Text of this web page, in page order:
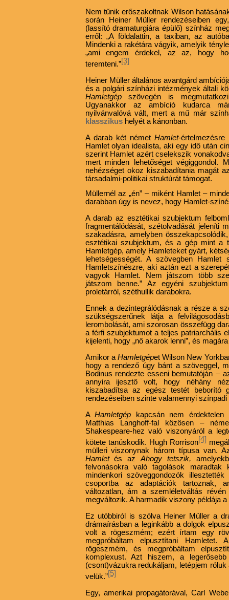
Nem tűnik erőszakoltnak Wilson
során Heiner Müller rendezéseiben
(lassító dramaturgiára épülő) színház
erről: „A földalattin, a taxiban, az
Mindenki a rakétára vágyik, amelyik
„ami engem érdekel, az az, hogy
teremteni.”[3]
Heiner Müller általános avantgárd
és a polgári színházi intézmények általi
Hamletgépszövegén is
Ugyanakkor
az ambíció kudarca
nyilvánvalóvá vált, mert a mű már
klasszikus helyét a kánonban.
A darab két német Hamlet-értelmezésre
Hamlet olyan idealista, aki egy idő után
szerint Hamlet azért cselekszik
mert minden lehetőséget végiggondol.
nehézséget okoz kiszabadítania magát
társadalmi-politikai struktúrát támogat.
Müllernél az „én” – miként Hamlet –
darabban úgy is nevez, hogy Hamlet-
A darab az esztétikai szubjektum
fragmentálódását, szétolvadását jeleníti
szakadásra, amelyben
esztétikai szubjektum, és a gép mint a
Hamletgép, amely Hamleteket gyárt,
lehetségességét. A szövegben
Hamletszínészre, aki aztán ezt a
vagyok Hamlet. Nem játszom több
játszom benne.” Az egyéni
proletárról, széthullik darabokra.
Ennek a dezintegrálódásnak a része a
szükségszerűnek látja a
lerombolását, ami szorosan összefügg
a férfi szubjektumot a teljes patriarchális
kijelenti, hogy „nő akarok lenni”, és
Amikor a Hamletgépet Wilson New
hogy a rendező úgy bánt a szöveggel,
Bodinus rendezte esseni bemutatóján –
annyira ijesztő volt, hogy néhány
kiszabadítsa az egész testét beborító
rendezéseiben szinte valamennyi
AHamletgép
kapcsán nem
Matthias Langhoff-fal közösen –
Shakespeare-hez való viszonyáról a
kötete tanúskodik. Hugh Rorrison[4]
mülleri viszonynak három típusa van.
Hamletés azAhogy tetszik,
felvonásokra való tagolások
mindenkori szöveggondozók
csoportba az adaptációk tartoznak,
változatlan, ám a szemléletváltás
megváltozik. A harmadik viszony példája a
Ez utóbbiról is szólva Heiner Müller a
drámaírásban a leginkább a dolgok
volt a rögeszmém; ezért írtam egy
megpróbáltam elpusztítani
rögeszmém, és megpróbáltam
komplexust. Azt hiszem, a
(csont)vázukra redukáljam, letépjem
velük.”[5]
Egy, amerikai propagátorával, Carl